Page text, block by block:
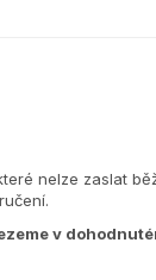
nelze zaslat
v